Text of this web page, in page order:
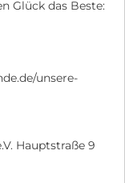
Glück das Beste:
unsere-
Hauptstraße 9